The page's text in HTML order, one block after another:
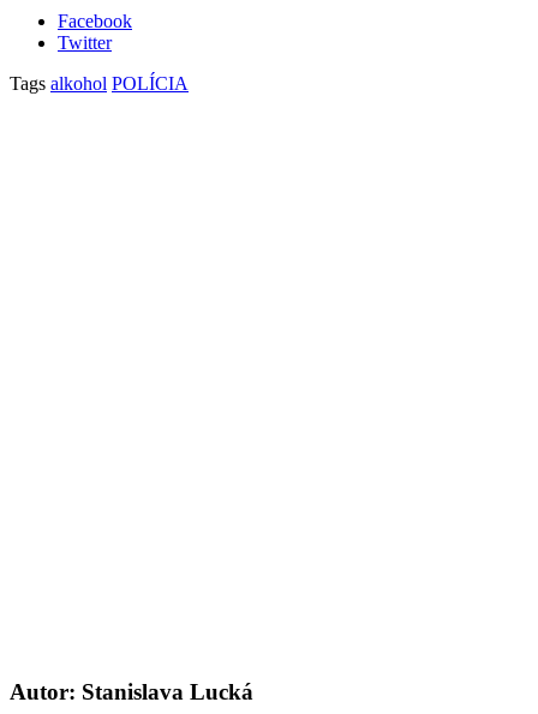
Facebook
Twitter
Tags alkohol POLÍCIA
Autor: Stanislava Lucká